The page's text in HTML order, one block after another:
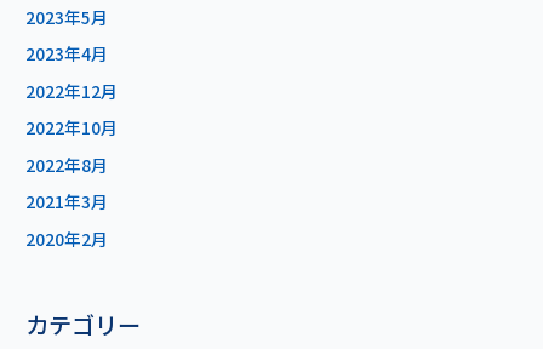
2023年5月
2023年4月
2022年12月
2022年10月
2022年8月
2021年3月
2020年2月
カテゴリー